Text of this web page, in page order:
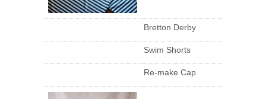
Bretton Derby
Swim Shorts
Re-make Cap